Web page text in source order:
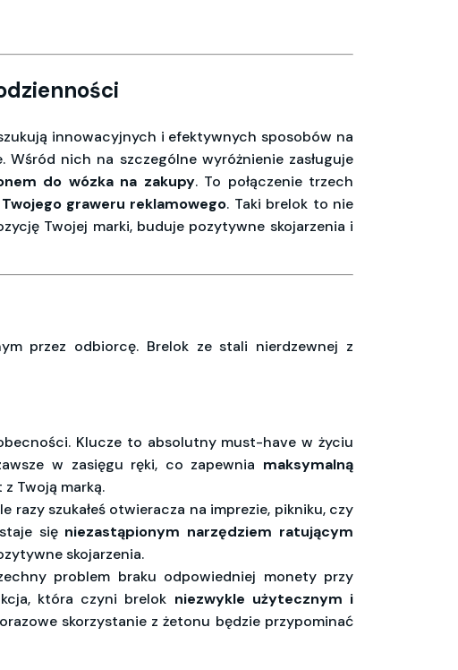
innowacyjnych i efektywnych sposobów na
Wśród nich na szczególne wyróżnienie zasługuje
do wózka na zakupy. To połączenie trzech
graweru reklamowego. Taki brelok to nie
Twojej marki, buduje pozytywne skojarzenia i
przez odbiorcę. Brelok ze stali nierdzewnej z
Klucze to absolutny must-have w życiu
w zasięgu ręki, co zapewnia maksymalną
Twoją marką.
szukałeś otwieracza na imprezie, pikniku, czy
się niezastąpionym narzędziem ratującym
skojarzenia.
problem braku odpowiedniej monety przy
która czyni brelok niezwykle użytecznym i
skorzystanie z żetonu będzie przypominać